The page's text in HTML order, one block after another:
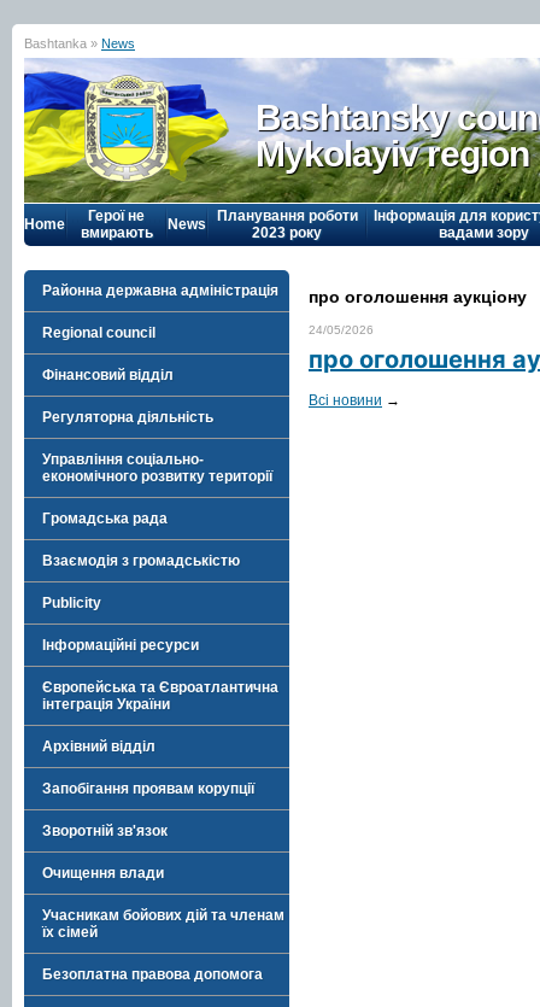
Bashtanka » News
Bashtansky
Mykolayiv region
Home
Герої не
вмирають
News
Планування роботи
2023 року
Інформація для
вадами зору
Районна державна адміністрація
Regional council
Фінансовий відділ
Регуляторна діяльність
Управління соціально-
економічного розвитку території
Громадська рада
Взаємодія з громадськістю
Publicity
Інформаційні ресурси
Європейська та Євроатлантична
інтеграція України
Архівний відділ
Запобігання проявам корупції
Зворотній зв'язок
Очищення влади
Учасникам бойових дій та членам
їх сімей
Безоплатна правова допомога
про оголошення аукціону
24/05/2026
про оголошення
Всі новини →